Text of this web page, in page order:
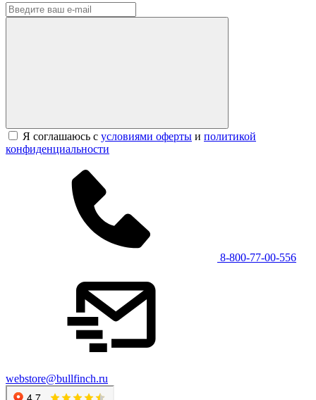
Я соглашаюсь с условиями оферты и политикой
конфиденциальности
8-800-77-00-556
webstore@bullfinch.ru